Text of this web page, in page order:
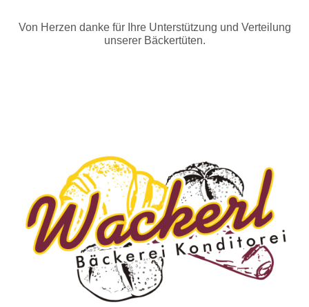
Von Herzen danke für Ihre Unterstützung und Verteilung
unserer Bäckertüten.